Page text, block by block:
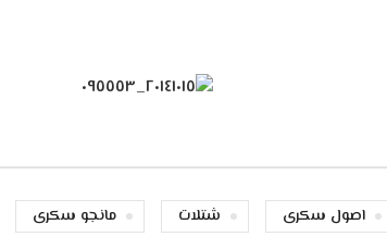
اصول سكرى شتلات مانجو سكرى